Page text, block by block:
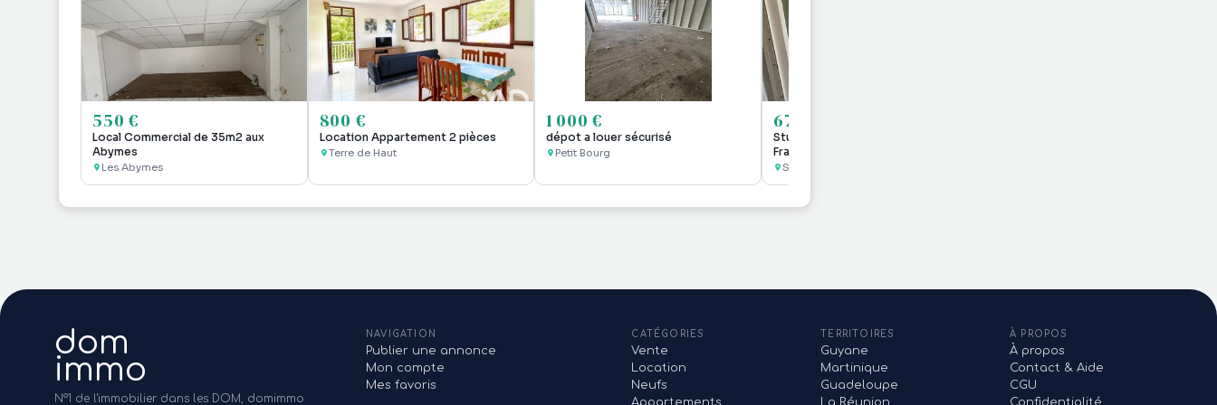
550 €
Local Commercial de 35m2 aux
Abymes
Les Abymes
800 €
Location Appartement 2 pièces
Terre de Haut
1 000 €
dépot a louer sécurisé
Petit Bourg
675 €
Studio meublé à la marina de Saint-
François
Saint François
dom
immo
N°1 de l'immobilier dans les DOM, domimmo
NAVIGATION
Publier une annonce
Mon compte
Mes favoris
CATÉGORIES
Vente
Location
Neufs
Appartements
TERRITOIRES
Guyane
Martinique
Guadeloupe
La Réunion
À PROPOS
À propos
Contact & Aide
CGU
Confidentialité